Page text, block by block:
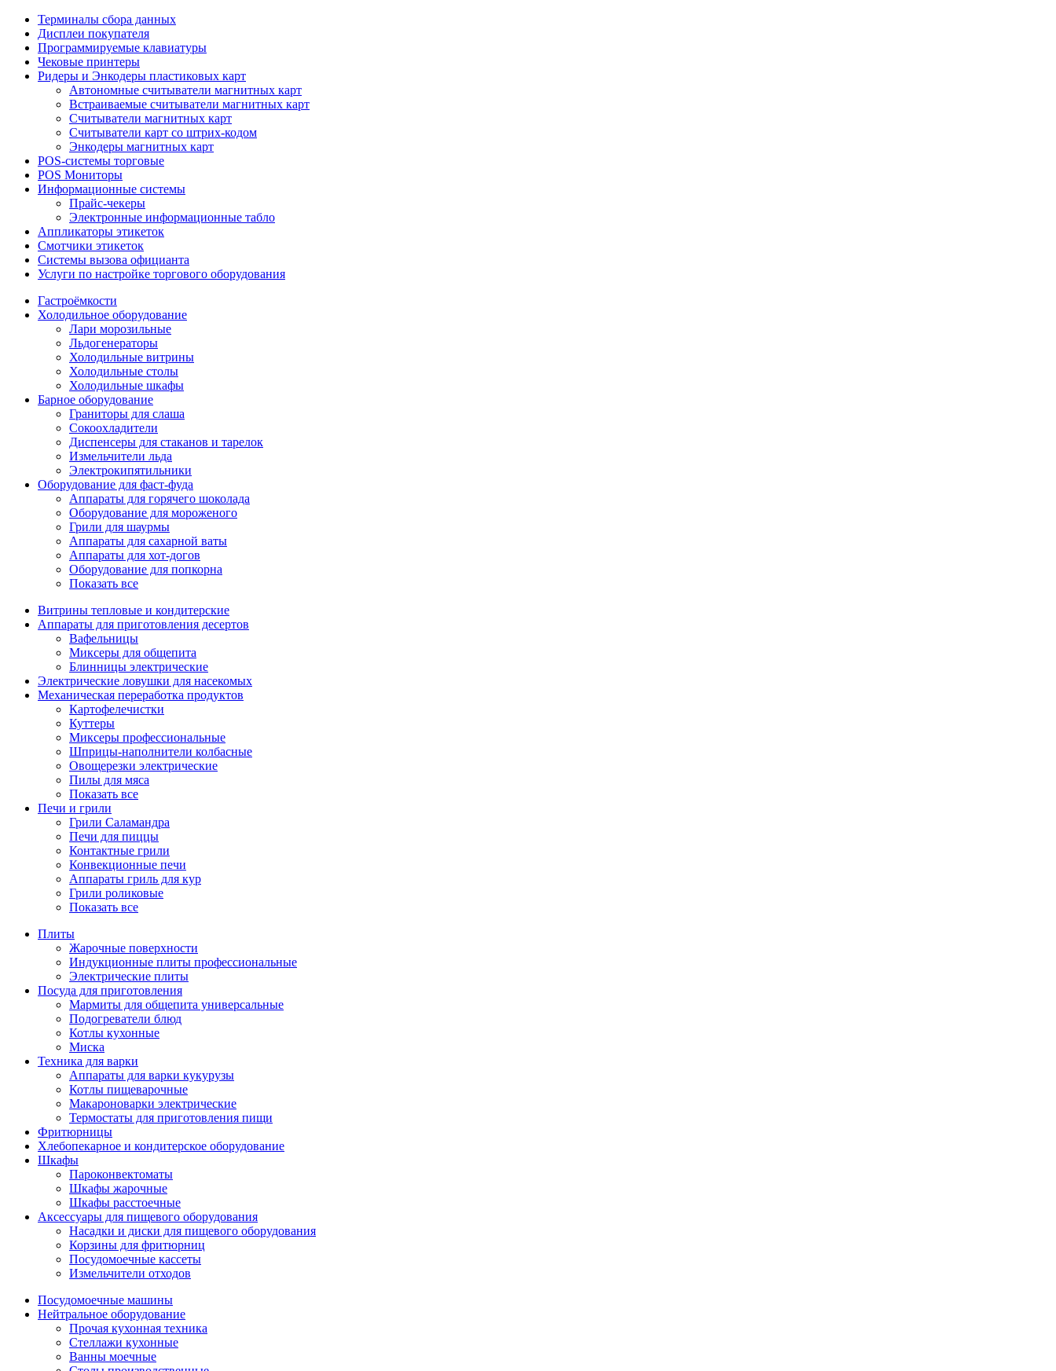
Терминалы сбора данных
Дисплеи покупателя
Программируемые клавиатуры
Чековые принтеры
Ридеры и Энкодеры пластиковых карт
Автономные считыватели магнитных карт
Встраиваемые считыватели магнитных карт
Считыватели магнитных карт
Считыватели карт со штрих-кодом
Энкодеры магнитных карт
POS-системы торговые
POS Мониторы
Информационные системы
Прайс-чекеры
Электронные информационные табло
Аппликаторы этикеток
Смотчики этикеток
Системы вызова официанта
Услуги по настройке торгового оборудования
Гастроёмкости
Холодильное оборудование
Лари морозильные
Льдогенераторы
Холодильные витрины
Холодильные столы
Холодильные шкафы
Барное оборудование
Граниторы для слаша
Сокоохладители
Диспенсеры для стаканов и тарелок
Измельчители льда
Электрокипятильники
Оборудование для фаст-фуда
Аппараты для горячего шоколада
Оборудование для мороженого
Грили для шаурмы
Аппараты для сахарной ваты
Аппараты для хот-догов
Оборудование для попкорна
Показать все
Витрины тепловые и кондитерские
Аппараты для приготовления десертов
Вафельницы
Миксеры для общепита
Блинницы электрические
Электрические ловушки для насекомых
Механическая переработка продуктов
Картофелечистки
Куттеры
Миксеры профессиональные
Шприцы-наполнители колбасные
Овощерезки электрические
Пилы для мяса
Показать все
Печи и грили
Грили Саламандра
Печи для пиццы
Контактные грили
Конвекционные печи
Аппараты гриль для кур
Грили роликовые
Показать все
Плиты
Жарочные поверхности
Индукционные плиты профессиональные
Электрические плиты
Посуда для приготовления
Мармиты для общепита универсальные
Подогреватели блюд
Котлы кухонные
Миска
Техника для варки
Аппараты для варки кукурузы
Котлы пищеварочные
Макароноварки электрические
Термостаты для приготовления пищи
Фритюрницы
Хлебопекарное и кондитерское оборудование
Шкафы
Пароконвектоматы
Шкафы жарочные
Шкафы расстоечные
Аксессуары для пищевого оборудования
Насадки и диски для пищевого оборудования
Корзины для фритюрниц
Посудомоечные кассеты
Измельчители отходов
Посудомоечные машины
Нейтральное оборудование
Прочая кухонная техника
Стеллажи кухонные
Ванны моечные